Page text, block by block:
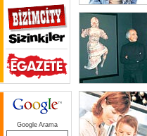
Google Arama